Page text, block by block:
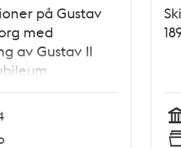
på Gustav
med
av Gustav II
Tid